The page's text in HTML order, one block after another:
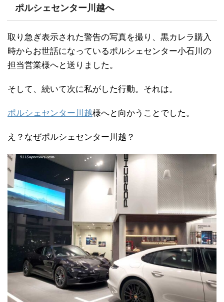
ポルシェセンター川越へ
取り急ぎ表示された警告の写真を撮り、黒カレラ購入
時からお世話になっているポルシェセンター小石川の
担当営業様へと送りました。
そして、続いて次に私がした行動。それは。
ポルシェセンター川越様へと向かうことでした。
え？なぜポルシェセンター川越？